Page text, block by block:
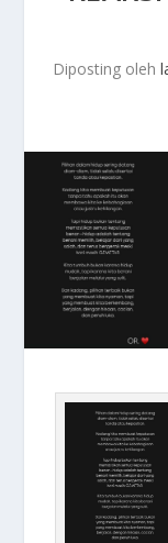
Diposting oleh